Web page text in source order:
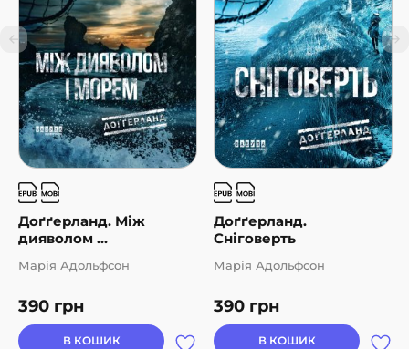
Доґґерланд. Між
дияволом ...
390 грн
Марія Адольфсон
В КОШИК
Доґґерланд.
Сніговерть
390 грн
Марія Адольфсон
В КОШИК